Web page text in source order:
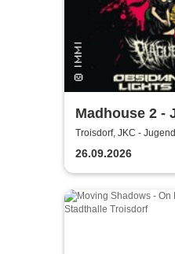
Madhouse 2 -
Troisdorf, JKC -
26.09.2026